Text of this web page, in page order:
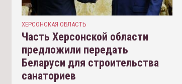
ХЕРСОНСКАЯ ОБЛАСТЬ
Часть Херсонской области
предложили передать
Беларуси для строительства
санаториев